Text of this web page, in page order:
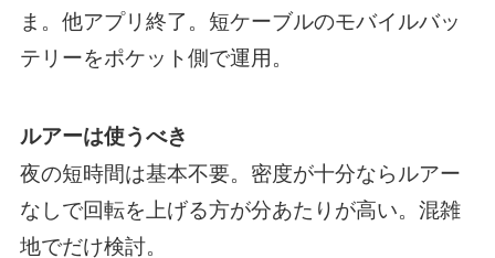
ま。他アプリ終了。短ケーブルのモバイルバッ
テリーをポケット側で運用。
ルアーは使うべき
夜の短時間は基本不要。密度が十分ならルアー
なしで回転を上げる方が分あたりが高い。混雑
地でだけ検討。